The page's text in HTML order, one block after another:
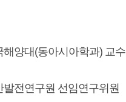
해양대(동아시아학과) 교수
발전연구원 선임연구위원